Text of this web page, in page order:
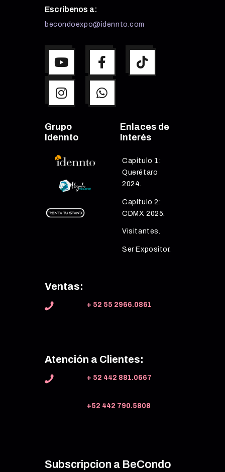
Escríbenos a:
becondoexpo@idennto.com
Grupo
Idennto
Enlaces de
Interés
Capítulo 1:
Querétaro
2024.
Capítulo 2:
CDMX 2025.
Visitantes.
Ser Expositor.
Ventas:
+ 52 55 2966.0861
Atención a Clientes:
+ 52 442 881.0667
+52 442 790.5808
Subscripcion a BeCondo